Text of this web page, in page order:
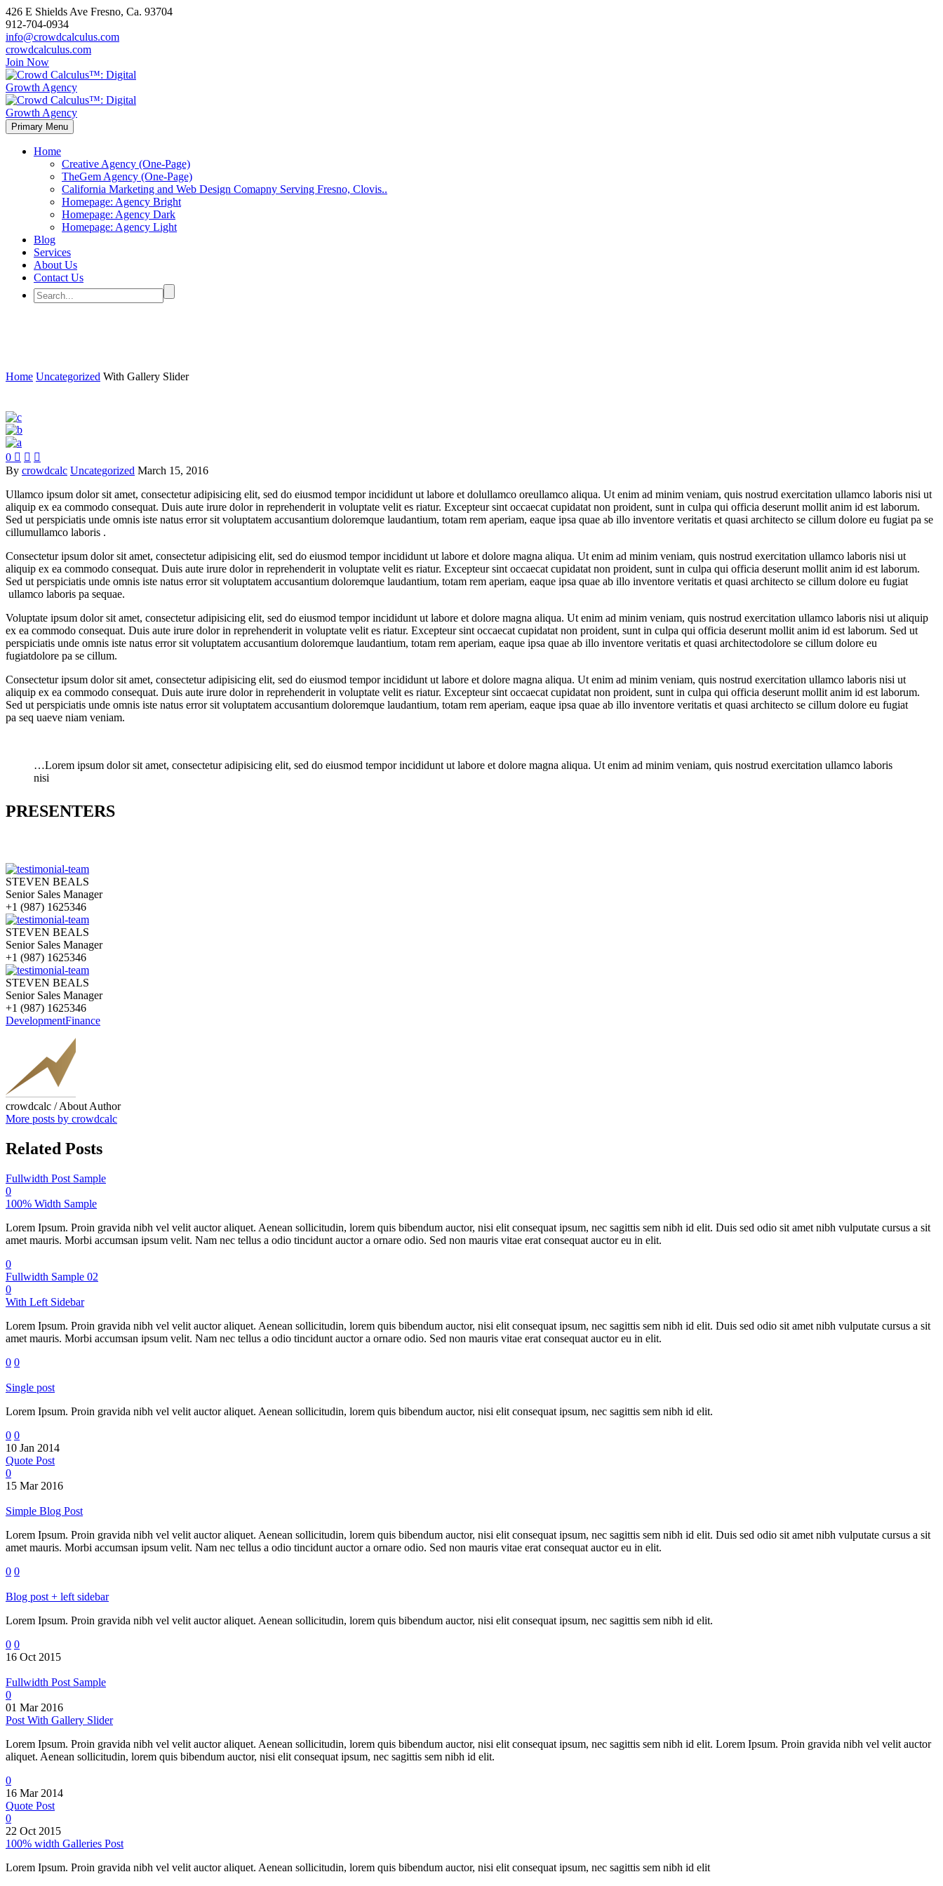
426 E Shields Ave Fresno, Ca. 93704
912-704-0934
info@crowdcalculus.com
crowdcalculus.com
Join Now
Primary Menu
Home
Creative Agency (One-Page)
TheGem Agency (One-Page)
California Marketing and Web Design Comapny Serving Fresno, Clovis..
Homepage: Agency Bright
Homepage: Agency Dark
Homepage: Agency Light
Blog
Services
About Us
Contact Us
Home Uncategorized With Gallery Slider
0   
By crowdcalc Uncategorized March 15, 2016
Ullamco ipsum dolor sit amet, consectetur adipisicing elit, sed do eiusmod tempor incididunt ut labore et dolullamco oreullamco aliqua. Ut enim ad minim veniam, quis nostrud exercitation ullamco laboris nisi ut
aliquip ex ea commodo consequat. Duis aute irure dolor in reprehenderit in voluptate velit es riatur. Excepteur sint occaecat cupidatat non proident, sunt in culpa qui officia deserunt mollit anim id est laborum.
Sed ut perspiciatis unde omnis iste natus error sit voluptatem accusantium doloremque laudantium, totam rem aperiam, eaque ipsa quae ab illo inventore veritatis et quasi architecto se cillum dolore eu fugiat pa se
cillumullamco laboris .
Consectetur ipsum dolor sit amet, consectetur adipisicing elit, sed do eiusmod tempor incididunt ut labore et dolore magna aliqua. Ut enim ad minim veniam, quis nostrud exercitation ullamco laboris nisi ut
aliquip ex ea commodo consequat. Duis aute irure dolor in reprehenderit in voluptate velit es riatur. Excepteur sint occaecat cupidatat non proident, sunt in culpa qui officia deserunt mollit anim id est laborum.
Sed ut perspiciatis unde omnis iste natus error sit voluptatem accusantium doloremque laudantium, totam rem aperiam, eaque ipsa quae ab illo inventore veritatis et quasi architecto se cillum dolore eu fugiat
ullamco laboris pa sequae.
Voluptate ipsum dolor sit amet, consectetur adipisicing elit, sed do eiusmod tempor incididunt ut labore et dolore magna aliqua. Ut enim ad minim veniam, quis nostrud exercitation ullamco laboris nisi ut aliquip
ex ea commodo consequat. Duis aute irure dolor in reprehenderit in voluptate velit es riatur. Excepteur sint occaecat cupidatat non proident, sunt in culpa qui officia deserunt mollit anim id est laborum. Sed ut
perspiciatis unde omnis iste natus error sit voluptatem accusantium doloremque laudantium, totam rem aperiam, eaque ipsa quae ab illo inventore veritatis et quasi architectodolore se cillum dolore eu
fugiatdolore pa se cillum.
Consectetur ipsum dolor sit amet, consectetur adipisicing elit, sed do eiusmod tempor incididunt ut labore et dolore magna aliqua. Ut enim ad minim veniam, quis nostrud exercitation ullamco laboris nisi ut
aliquip ex ea commodo consequat. Duis aute irure dolor in reprehenderit in voluptate velit es riatur. Excepteur sint occaecat cupidatat non proident, sunt in culpa qui officia deserunt mollit anim id est laborum.
Sed ut perspiciatis unde omnis iste natus error sit voluptatem accusantium doloremque laudantium, totam rem aperiam, eaque ipsa quae ab illo inventore veritatis et quasi architecto se cillum dolore eu fugiat
pa seq uaeve niam veniam.
…Lorem ipsum dolor sit amet, consectetur adipisicing elit, sed do eiusmod tempor incididunt ut labore et dolore magna aliqua. Ut enim ad minim veniam, quis nostrud exercitation ullamco laboris
nisi
PRESENTERS
STEVEN BEALS
Senior Sales Manager
+1 (987) 1625346
STEVEN BEALS
Senior Sales Manager
+1 (987) 1625346
STEVEN BEALS
Senior Sales Manager
+1 (987) 1625346
DevelopmentFinance
crowdcalc / About Author
More posts by crowdcalc
Related Posts
Fullwidth Post Sample
0
100% Width Sample
Lorem Ipsum. Proin gravida nibh vel velit auctor aliquet. Aenean sollicitudin, lorem quis bibendum auctor, nisi elit consequat ipsum, nec sagittis sem nibh id elit. Duis sed odio sit amet nibh vulputate cursus a sit
amet mauris. Morbi accumsan ipsum velit. Nam nec tellus a odio tincidunt auctor a ornare odio. Sed non mauris vitae erat consequat auctor eu in elit.
0
Fullwidth Sample 02
0
With Left Sidebar
Lorem Ipsum. Proin gravida nibh vel velit auctor aliquet. Aenean sollicitudin, lorem quis bibendum auctor, nisi elit consequat ipsum, nec sagittis sem nibh id elit. Duis sed odio sit amet nibh vulputate cursus a sit
amet mauris. Morbi accumsan ipsum velit. Nam nec tellus a odio tincidunt auctor a ornare odio. Sed non mauris vitae erat consequat auctor eu in elit.
0 0
Single post
Lorem Ipsum. Proin gravida nibh vel velit auctor aliquet. Aenean sollicitudin, lorem quis bibendum auctor, nisi elit consequat ipsum, nec sagittis sem nibh id elit.
0 0
10 Jan 2014
Quote Post
0
15 Mar 2016
Simple Blog Post
Lorem Ipsum. Proin gravida nibh vel velit auctor aliquet. Aenean sollicitudin, lorem quis bibendum auctor, nisi elit consequat ipsum, nec sagittis sem nibh id elit. Duis sed odio sit amet nibh vulputate cursus a sit
amet mauris. Morbi accumsan ipsum velit. Nam nec tellus a odio tincidunt auctor a ornare odio. Sed non mauris vitae erat consequat auctor eu in elit.
0 0
Blog post + left sidebar
Lorem Ipsum. Proin gravida nibh vel velit auctor aliquet. Aenean sollicitudin, lorem quis bibendum auctor, nisi elit consequat ipsum, nec sagittis sem nibh id elit.
0 0
16 Oct 2015
Fullwidth Post Sample
0
01 Mar 2016
Post With Gallery Slider
Lorem Ipsum. Proin gravida nibh vel velit auctor aliquet. Aenean sollicitudin, lorem quis bibendum auctor, nisi elit consequat ipsum, nec sagittis sem nibh id elit. Lorem Ipsum. Proin gravida nibh vel velit auctor
aliquet. Aenean sollicitudin, lorem quis bibendum auctor, nisi elit consequat ipsum, nec sagittis sem nibh id elit.
0
16 Mar 2014
Quote Post
0
22 Oct 2015
100% width Galleries Post
Lorem Ipsum. Proin gravida nibh vel velit auctor aliquet. Aenean sollicitudin, lorem quis bibendum auctor, nisi elit consequat ipsum, nec sagittis sem nibh id elit